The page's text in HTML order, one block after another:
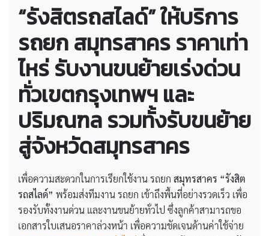
“รังสิตรถสไลด์” ให้บริการ
รถยก สมุทรสาคร ราคาเท่า
ไหร่รับงานขนย้ายเร่งด่วน
ทั่วเขตกรุงเทพฯ และ
ปริมณฑล รวมทั้งรับขนย้าย
สู่จังหวัดสมุทรสาคร
เพื่อความสะดวกในการเรียกใช้งาน รถยก สมุทรสาคร “รังสิต
รถสไลด์” พร้อมส่งทีมงาน รถยก เข้าถึงพื้นที่อย่างรวดเร็ว เพื่อ
รองรับทั้งงานด่วน และงานขนย้ายทั่วไป ซึ่งลูกค้าสามารถขอ
เอกสารใบเสนอราคาล่วงหน้า เพื่อความชัดเจนด้านค่าใช้จ่าย